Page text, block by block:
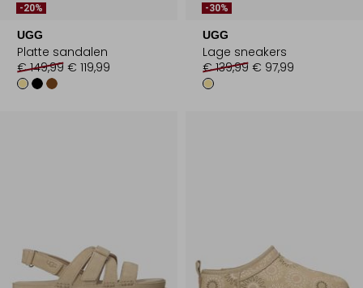
-20%
UGG
Platte sandalen
€ 149,99 € 119,99
-30%
UGG
Lage sneakers
€ 139,99 € 97,99